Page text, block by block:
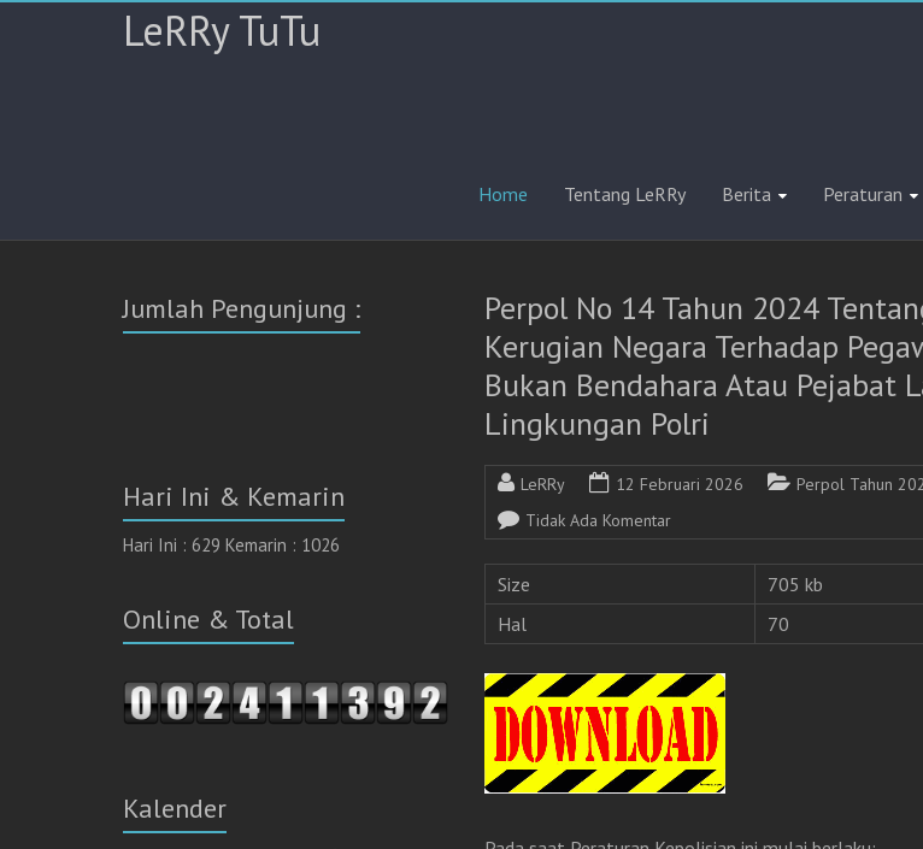
LeRRy TuTu
Home Tentang LeRRy Berita Peraturan
Perpol No 14 Tahun 2024
Kerugian Negara Terhadap
Bukan Bendahara Atau Pejabat
Lingkungan Polri
LeRRy 12 Februari 2026
Perpol Tahun
Tidak Ada Komentar
Size
705 kb
Hal
70
Jumlah Pengunjung :
Hari Ini & Kemarin
Hari Ini : 629 Kemarin : 1026
Online & Total
Kalender